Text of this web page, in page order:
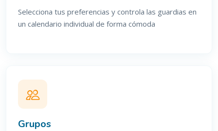
Selecciona tus preferencias y controla las guardias en
un calendario individual de forma cómoda
Grupos